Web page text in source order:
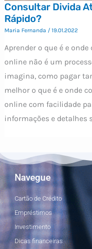
Consultar Divida
Rápido?
Maria Fernanda / 19.01.2022
Aprender o que é e
online não é um
imagina, como pagar
melhor o que é e onde
online com facilidade
informações e detalhes
Navegue
Cartão de Crédito
Empréstimos
Investimento
Dicas financeiras